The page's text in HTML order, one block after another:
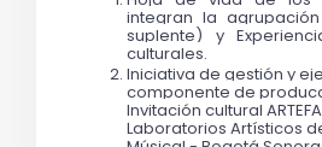
integran la
suplente) y
culturales.
Iniciativa de gestión y
componente de
Invitación cultural
Laboratorios Artísticos